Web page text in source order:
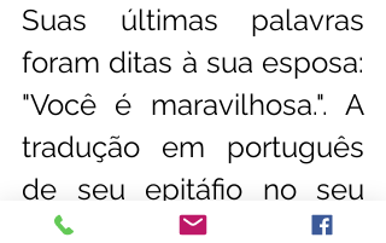
Suas últimas palavras
foram ditas à sua esposa:
"Você é maravilhosa.". A
tradução em português
de seu epitáfio no seu
túmulo no Cemitério de